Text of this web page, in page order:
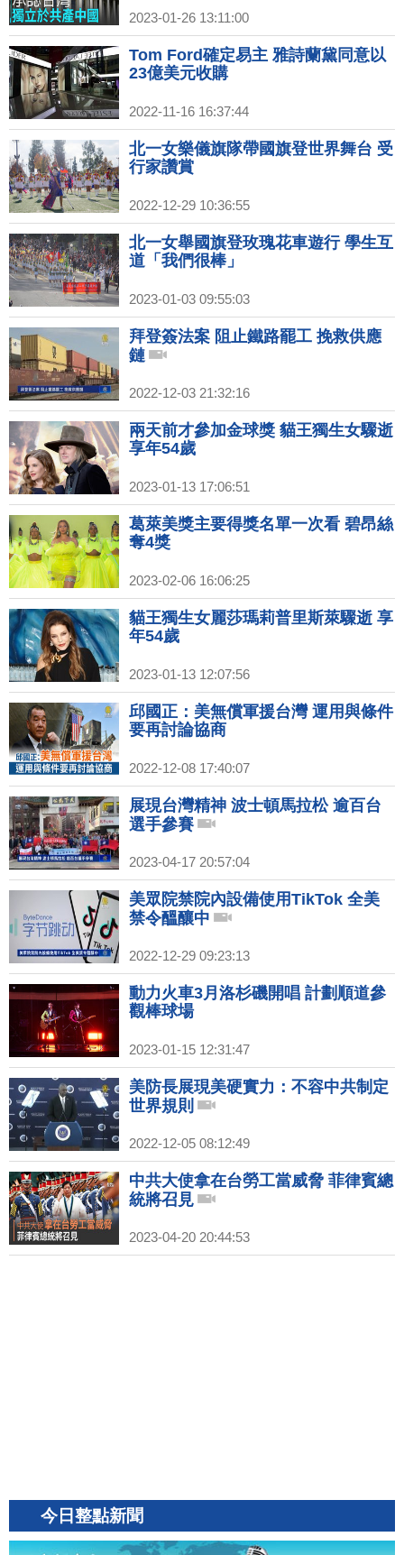
2023-01-26 13:11:00
Tom Ford確定易主 雅詩蘭黛同意以
23億美元收購
2022-11-16 16:37:44
北一女樂儀旗隊帶國旗登世界舞台 受
行家讚賞
2022-12-29 10:36:55
北一女舉國旗登玫瑰花車遊行 學生互
道「我們很棒」
2023-01-03 09:55:03
拜登簽法案 阻止鐵路罷工 挽救供應
鏈
2022-12-03 21:32:16
兩天前才參加金球獎 貓王獨生女驟逝
享年54歲
2023-01-13 17:06:51
葛萊美獎主要得獎名單一次看 碧昂絲
奪4獎
2023-02-06 16:06:25
貓王獨生女麗莎瑪莉普里斯萊驟逝 享
年54歲
2023-01-13 12:07:56
邱國正：美無償軍援台灣 運用與條件
要再討論協商
2022-12-08 17:40:07
展現台灣精神 波士頓馬拉松 逾百台
選手參賽
2023-04-17 20:57:04
美眾院禁院內設備使用TikTok 全美
禁令醞釀中
2022-12-29 09:23:13
動力火車3月洛杉磯開唱 計劃順道參
觀棒球場
2023-01-15 12:31:47
美防長展現美硬實力：不容中共制定
世界規則
2022-12-05 08:12:49
中共大使拿在台勞工當威脅 菲律賓總
統將召見
2023-04-20 20:44:53
今日整點新聞